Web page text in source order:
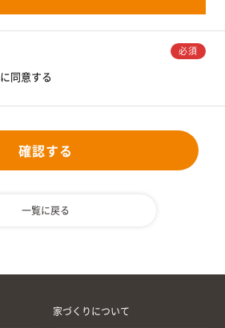
必須
に同意する
確認する
一覧に戻る
家づくりについて